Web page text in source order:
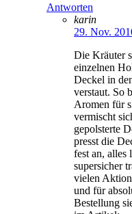
Antworten
karin
29. Nov.
Die Kräuter
einzelnen
Deckel in
verstaut. So
Aromen für
vermischt
gepolsterte
presst die
fest an, alles
supersicher
vielen
und für
Bestellung